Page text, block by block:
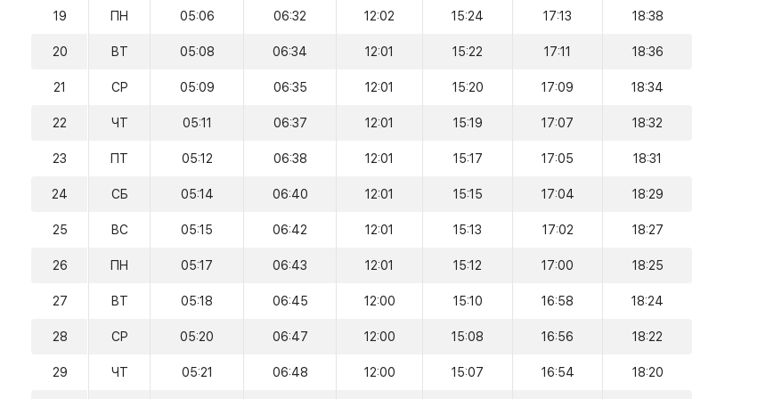
19 ПН 05:06 06:32 12:02 15:24 17:13 18:38
20 ВТ 05:08 06:34 12:01 15:22 17:11 18:36
21 СР 05:09 06:35 12:01 15:20 17:09 18:34
22 ЧТ 05:11 06:37 12:01 15:19 17:07 18:32
23 ПТ 05:12 06:38 12:01 15:17 17:05 18:31
24 СБ 05:14 06:40 12:01 15:15 17:04 18:29
25 ВС 05:15 06:42 12:01 15:13 17:02 18:27
26 ПН 05:17 06:43 12:01 15:12 17:00 18:25
27 ВТ 05:18 06:45 12:00 15:10 16:58 18:24
28 СР 05:20 06:47 12:00 15:08 16:56 18:22
29 ЧТ 05:21 06:48 12:00 15:07 16:54 18:20